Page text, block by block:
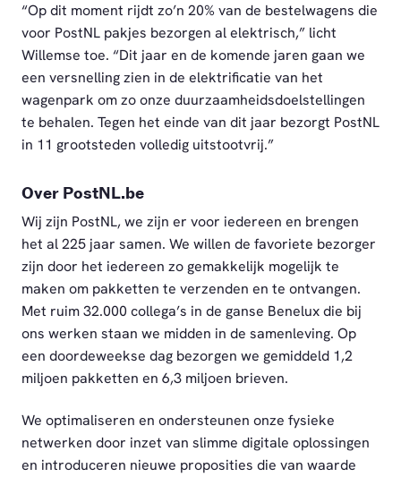
“Op dit moment rijdt zo’n 20% van de bestelwagens die
voor PostNL pakjes bezorgen al elektrisch,” licht
Willemse toe. “Dit jaar en de komende jaren gaan we
een versnelling zien in de elektrificatie van het
wagenpark om zo onze duurzaamheidsdoelstellingen
te behalen. Tegen het einde van dit jaar bezorgt PostNL
in 11 grootsteden volledig uitstootvrij.”
Over PostNL.be
Wij zijn PostNL, we zijn er voor iedereen en brengen
het al 225 jaar samen. We willen de favoriete bezorger
zijn door het iedereen zo gemakkelijk mogelijk te
maken om pakketten te verzenden en te ontvangen.
Met ruim 32.000 collega’s in de ganse Benelux die bij
ons werken staan we midden in de samenleving. Op
een doordeweekse dag bezorgen we gemiddeld 1,2
miljoen pakketten en 6,3 miljoen brieven.
We optimaliseren en ondersteunen onze fysieke
netwerken door inzet van slimme digitale oplossingen
en introduceren nieuwe proposities die van waarde